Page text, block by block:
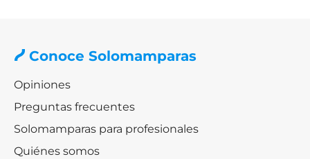
Conoce Solomamparas
Opiniones
Preguntas frecuentes
Solomamparas para profesionales
Quiénes somos